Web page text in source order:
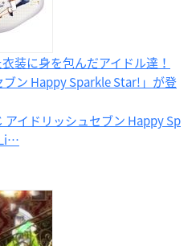
装に身を包んだアイドル達！
ブン Happy Sparkle Star!」が登
イドリッシュセブン Happy Sp